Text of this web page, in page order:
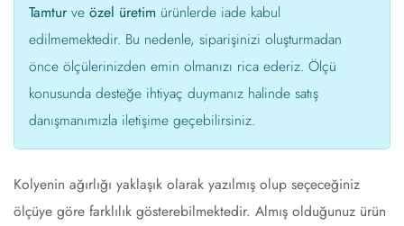
Tamtur ve özel üretim ürünlerde iade kabul
edilmemektedir. Bu nedenle, siparişinizi oluşturmadan
önce ölçülerinizden emin olmanızı rica ederiz. Ölçü
konusunda desteğe ihtiyaç duymanız halinde satış
danışmanımızla iletişime geçebilirsiniz.
Kolyenin ağırlığı yaklaşık olarak yazılmış olup seçeceğiniz
ölçüye göre farklılık gösterebilmektedir. Almış olduğunuz ürün